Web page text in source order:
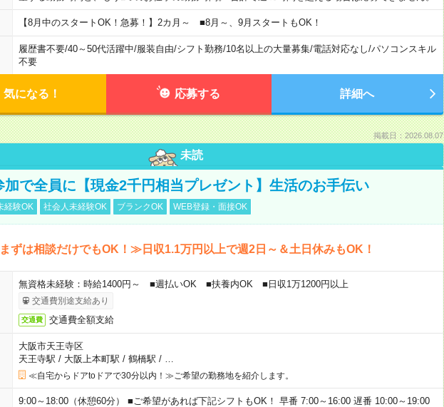
【8月中のスタートOK！急募！】2カ月～ ■8月～、9月スタートもOK！
履歴書不要/40～50代活躍中/服装自由/シフト勤務/10名以上の大量募集/電話対応なし/パソコンスキル
不要
気になる！ 応募する 詳細へ
掲載日：2026.08.07
未読
加で全員に【現金2千円相当プレゼント】生活のお手伝い
経験OK 社会人未経験OK ブランクOK WEB登録・面接OK
ずは相談だけでもOK！≫日収1.1万円以上で週2日～＆土日休みもOK！
無資格未経験：時給1400円～ ■週払いOK ■扶養内OK ■日収1万1200円以上
交通費別途支給あり
交通費 交通費全額支給
大阪市天王寺区
天王寺駅 / 大阪上本町駅 / 鶴橋駅 /
≪自宅からドアtoドアで30分以内！≫ご希望の勤務地を紹介します。
9:00～18:00（休憩60分） ■ご希望があれば下記シフトもOK！ 早番 7:00～16:00 遅番 10:00～19:00